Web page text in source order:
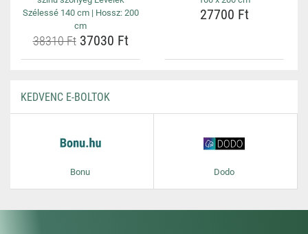
Szélessé 140 cm | Hossz: 200
cm
38310 Ft37030 Ft
27700 Ft
KEDVENC E-BOLTOK
Bonu Dodo